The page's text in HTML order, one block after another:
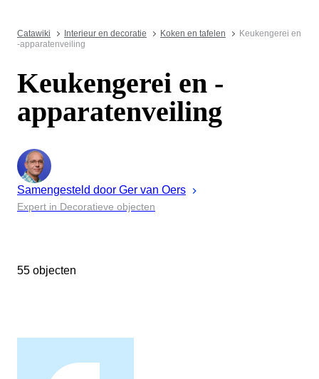
Catawiki Interieur en decoratie Koken en tafelen
Keukengerei en
-apparatenveiling
Keukengerei en -
apparatenveiling
Samengesteld door Ger van Oers
Expert in Decoratieve objecten
55 objecten